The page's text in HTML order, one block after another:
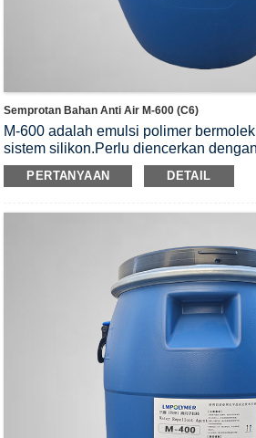
Semprotan Bahan Anti Air M-600 (C6)
M-600 adalah emulsi polimer
sistem silikon.Perlu diencerkan
asetat sebelum digunakan.
1. Dapat disemprotkan pada berbagai
2. Dapat diencerkan dengan pelarut
3. Efek anti air yang sangat baik dapat
pengeringan alami.
PERTANYAAN DETAIL